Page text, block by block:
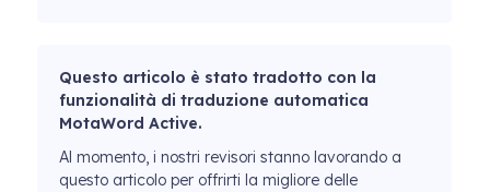
Questo articolo è stato tradotto con la
funzionalità di traduzione automatica
MotaWord Active.
Al momento, i nostri revisori stanno lavorando a
questo articolo per offrirti la migliore delle